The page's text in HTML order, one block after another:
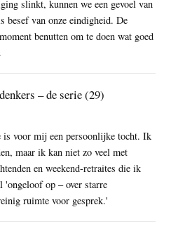
slinkt, kunnen we een gevoel van
besef van onze eindigheid. De
benutten om te doen wat goed
– de serie (29)
voor mij een persoonlijke tocht. Ik
maar ik kan niet zo veel met
en weekend-retraites die ik
'ongeloof op – over starre
ruimte voor gesprek.'